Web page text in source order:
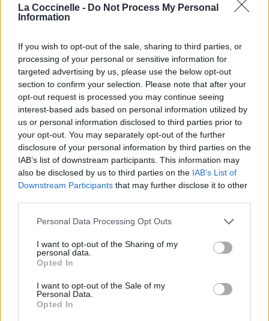
La Coccinelle - Do Not Process My Personal
Information
If you wish to opt-out of the sale, sharing to third parties, or
processing of your personal or sensitive information for
targeted advertising by us, please use the below opt-out
section to confirm your selection. Please note that after your
opt-out request is processed you may continue seeing
interest-based ads based on personal information utilized by
us or personal information disclosed to third parties prior to
your opt-out. You may separately opt-out of the further
disclosure of your personal information by third parties on the
IAB’s list of downstream participants. This information may
also be disclosed by us to third parties on the IAB’s List of
Downstream Participants that may further disclose it to other
Personal Data Processing Opt Outs
I want to opt-out of the Sharing of my
personal data.
Opted In
I want to opt-out of the Sale of my
Personal Data.
Opted In